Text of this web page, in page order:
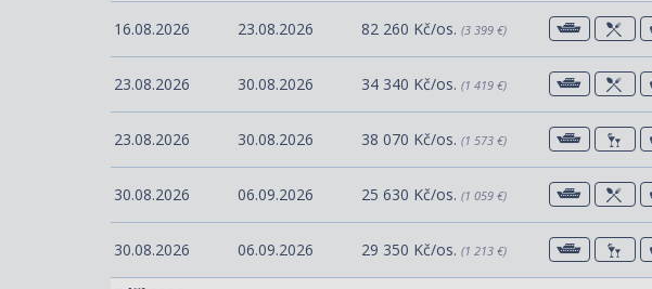
16.08.2026 23.08.2026 82 260 Kč/os. (3 399 €)
23.08.2026 30.08.2026 34 340 Kč/os. (1 419 €)
23.08.2026 30.08.2026 38 070 Kč/os. (1 573 €)
30.08.2026 06.09.2026 25 630 Kč/os. (1 059 €)
30.08.2026 06.09.2026 29 350 Kč/os. (1 213 €)